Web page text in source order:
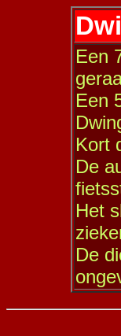
Een
Een
Kort
De
Het
De